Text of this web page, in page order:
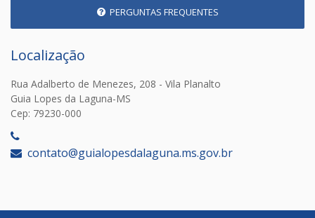
PERGUNTAS FREQUENTES
Localização
Rua Adalberto de Menezes, 208 - Vila Planalto
Guia Lopes da Laguna-MS
Cep: 79230-000
contato@guialopesdalaguna.ms.gov.br